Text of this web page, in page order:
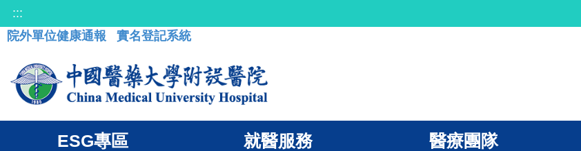
:::
院外單位健康通報
實名登記系統
ESG專區 就醫服務 醫療團隊